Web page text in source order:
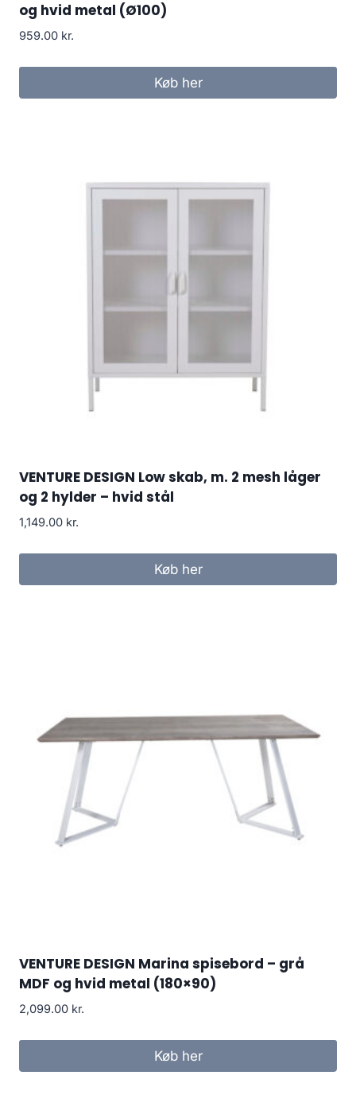
og hvid metal (Ø100)
959.00 kr.
Køb her
VENTURE DESIGN Low skab, m. 2 mesh låger
og 2 hylder – hvid stål
1,149.00 kr.
Køb her
VENTURE DESIGN Marina spisebord – grå
MDF og hvid metal (180×90)
2,099.00 kr.
Køb her